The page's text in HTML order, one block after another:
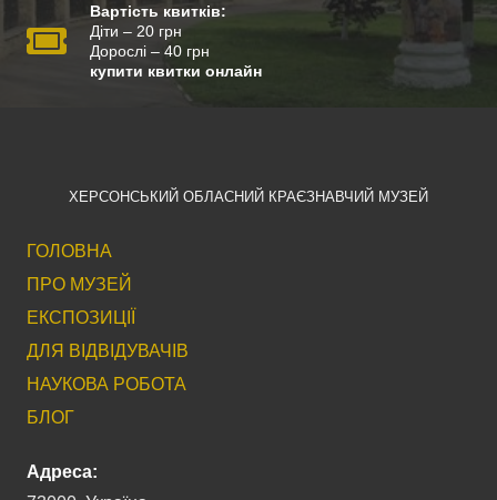
Вартість квитків:
Діти – 20 грн
Дорослі – 40 грн
купити квитки онлайн
ХЕРСОНСЬКИЙ ОБЛАСНИЙ КРАЄЗНАВЧИЙ МУЗЕЙ
ГОЛОВНА
ПРО МУЗЕЙ
ЕКСПОЗИЦІЇ
ДЛЯ ВІДВІДУВАЧІВ
НАУКОВА РОБОТА
БЛОГ
Адреса: